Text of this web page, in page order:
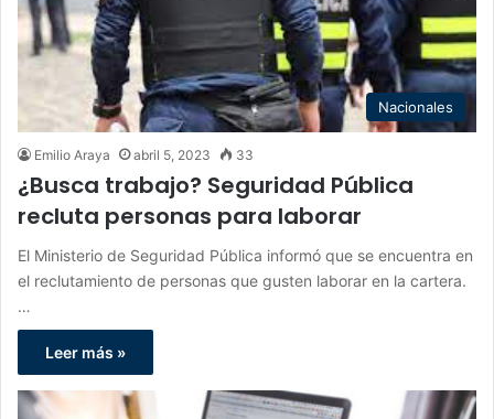
Nacionales
Emilio Araya abril 5, 2023 33
¿Busca trabajo? Seguridad Pública
recluta personas para laborar
El Ministerio de Seguridad Pública informó que se encuentra en
el reclutamiento de personas que gusten laborar en la cartera.
…
Leer más »